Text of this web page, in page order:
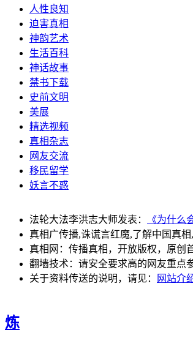
人性良知
迫害真相
神韵艺术
生活百科
神话故事
禁书下载
史前文明
美展
精选视频
真相杂志
网友交流
移民留学
妖言不惑
法轮大法李洪志大师发表： 《为什么
真相广传播,诛谎言红魔,了解中国真
真相网：传播真相，开放版权，原创
翻墙技术：请安全要求高的网友重点
关于资料传送的说明，请见：
网站介
炼